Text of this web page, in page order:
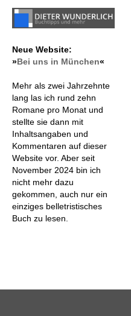
Neue Website:
»Bei uns in München«
Mehr als zwei Jahrzehnte
lang las ich rund zehn
Romane pro Monat und
stellte sie dann mit
Inhaltsangaben und
Kommentaren auf dieser
Website vor. Aber seit
November 2024 bin ich
nicht mehr dazu
gekommen, auch nur ein
einziges belletristisches
Buch zu lesen.